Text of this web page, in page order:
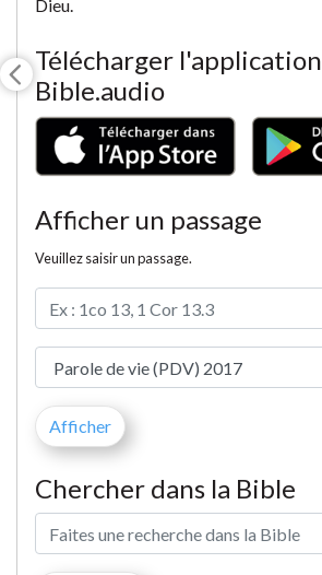
Dieu.
Télécharger l'application
Bible.audio
Afficher un passage
Veuillez saisir un passage.
Chercher dans la Bible